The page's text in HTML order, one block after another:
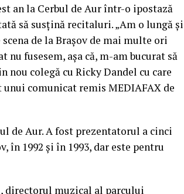
an la Cerbul de Aur într-o ipostază
să susţină recitaluri. „Am o lungă şi
de la Braşov de mai multe ori
fusesem, aşa că, m-am bucurat să
colegă cu Ricky Dandel cu care
comunicat remis MEDIAFAX de
de Aur. A fost prezentatorul a cinci
în 1992 şi în 1993, dar este pentru
directorul muzical al parcului